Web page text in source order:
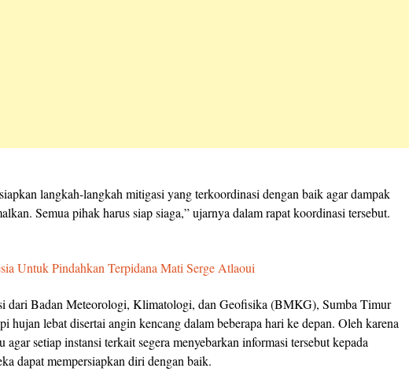
langkah-langkah mitigasi yang terkoordinasi dengan baik agar dampak
Semua pihak harus siap siaga,” ujarnya dalam rapat koordinasi tersebut.
Untuk Pindahkan Terpidana Mati Serge Atlaoui
dari Badan Meteorologi, Klimatologi, dan Geofisika (BMKG), Sumba Timur
hujan lebat disertai angin kencang dalam beberapa hari ke depan. Oleh karena
agar setiap instansi terkait segera menyebarkan informasi tersebut kepada
dapat mempersiapkan diri dengan baik.